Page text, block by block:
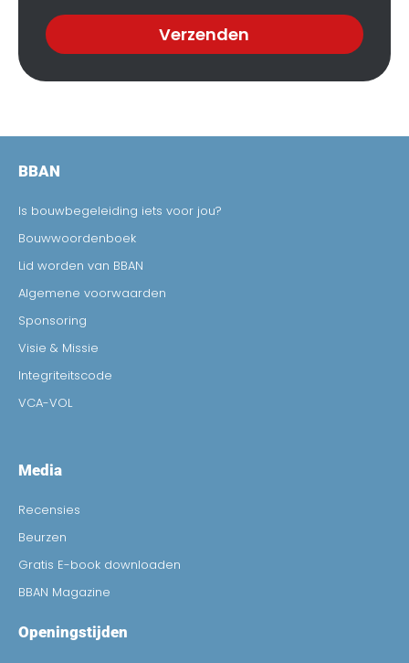
Verzenden
BBAN
Is bouwbegeleiding iets voor jou?
Bouwwoordenboek
Lid worden van BBAN
Algemene voorwaarden
Sponsoring
Visie & Missie
Integriteitscode
VCA-VOL
Media
Recensies
Beurzen
Gratis E-book downloaden
BBAN Magazine
Openingstijden